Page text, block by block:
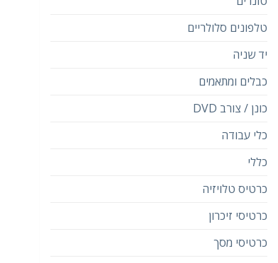
טלפונים סלולריים
יד שניה
כבלים ומתאמים
כונן / צורב DVD
כלי עבודה
כללי
כרטיס טלויזיה
כרטיסי זיכרון
כרטיסי מסך